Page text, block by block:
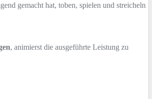
gemacht hat, toben, spielen und streicheln
, animierst die ausgeführte Leistung zu